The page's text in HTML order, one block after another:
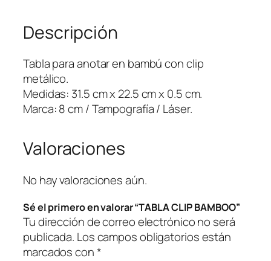
P
B
A
M
B
O
a
t
d
a
d
Descripción
Tabla para anotar en bambú con clip
metálico.
Medidas: 31.5 cm x 22.5 cm x 0.5 cm.
Marca: 8 cm / Tampografía / Láser.
Valoraciones
No hay valoraciones aún.
Sé el primero en valorar “TABLA CLIP BAMBOO”
Tu dirección de correo electrónico no será
publicada. Los campos obligatorios están
marcados con*